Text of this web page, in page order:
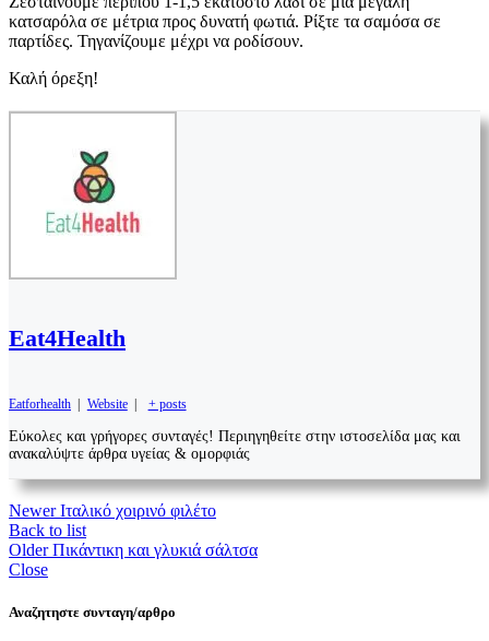
κατσαρόλα σε μέτρια προς δυνατή φωτιά. Ρίξτε τα σαμόσα σε
παρτίδες. Τηγανίζουμε μέχρι να ροδίσουν.
Καλή όρεξη!
Eat4Health
Eatforhealth | Website | + posts
Εύκολες και γρήγορες συνταγές! Περιηγηθείτε στην ιστοσελίδα μας και
ανακαλύψτε άρθρα υγείας & ομορφιάς
Newer Ιταλικό χοιρινό φιλέτο
Back to list
Older Πικάντικη και γλυκιά σάλτσα
Close
Αναζητηστε συνταγη/αρθρο